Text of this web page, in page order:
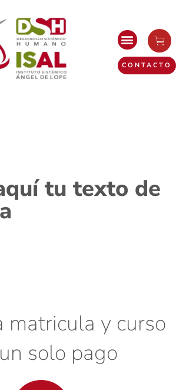
CONTACTO
tu texto de
matricula y curso
solo pago